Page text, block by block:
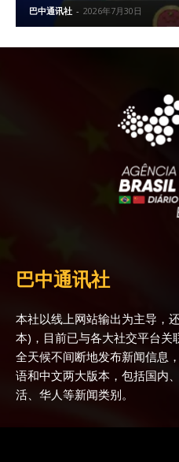
巴中通讯社 - 2026年7月30日
巴中通讯社
本社以线上网站输出为主导，
本)，目前已与各大社交平台关
全天候不间断地发布新闻信息
语和中文两大版本，包括国内
活、华人等新闻类别。